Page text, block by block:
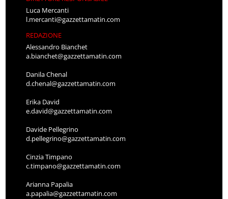
Luca Mercanti
l.mercanti@gazzettamatin.com
REDAZIONE
Alessandro Bianchet
a.bianchet@gazzettamatin.com
Danila Chenal
d.chenal@gazzettamatin.com
Erika David
e.david@gazzettamatin.com
Davide Pellegrino
d.pellegrino@gazzettamatin.com
Cinzia Timpano
c.timpano@gazzettamatin.com
Arianna Papalia
a.papalia@gazzettamatin.com